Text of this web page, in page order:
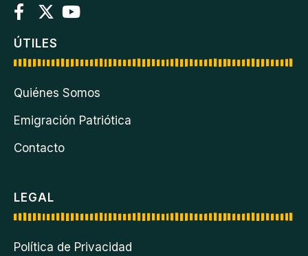
ÚTILES
Quiénes Somos
Emigración Patriótica
Contacto
LEGAL
Política de Privacidad